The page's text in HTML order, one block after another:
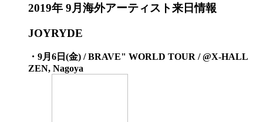
2019年 9月海外アーティスト来日情報
JOYRYDE
・9月6日(金) / BRAVE" WORLD TOUR / @X-HALL
ZEN, Nagoya